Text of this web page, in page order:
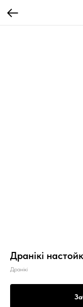
Дранiкi
Дранiкi